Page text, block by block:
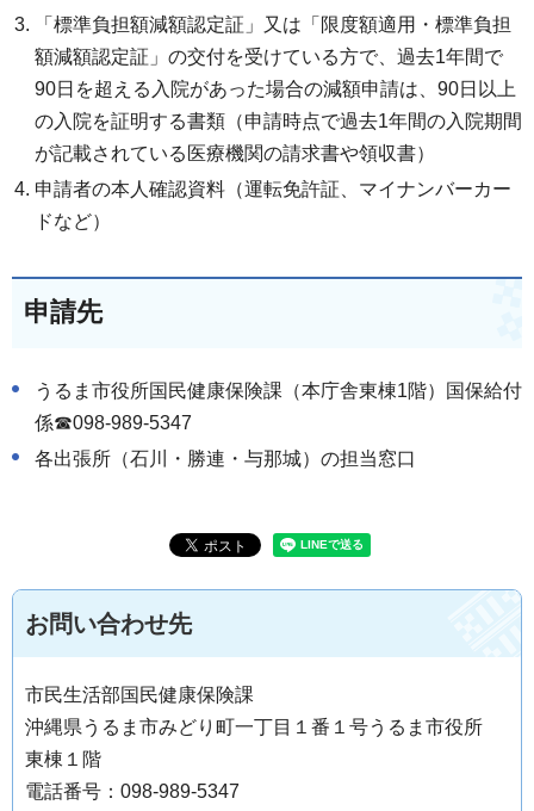
「標準負担額減額認定証」又は「限度額適用・標準負担
額減額認定証」の交付を受けている方で、過去1年間で
90日を超える入院があった場合の減額申請は、90日以上
の入院を証明する書類（申請時点で過去1年間の入院期間
が記載されている医療機関の請求書や領収書）
申請者の本人確認資料（運転免許証、マイナンバーカー
ドなど）
申請先
うるま市役所国民健康保険課（本庁舎東棟1階）国保給付
係☎098-989-5347
各出張所（石川・勝連・与那城）の担当窓口
お問い合わせ先
市民生活部国民健康保険課
沖縄県うるま市みどり町一丁目１番１号うるま市役所
東棟１階
電話番号：098-989-5347